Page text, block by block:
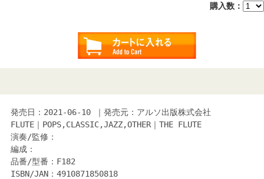
購入数：
発売日：2021-06-10 ｜発売元：アルソ出版株式会社
FLUTE｜POPS,CLASSIC,JAZZ,OTHER｜THE FLUTE
演奏/監修：
編成：
品番/型番：F182
ISBN/JAN：4910871850818